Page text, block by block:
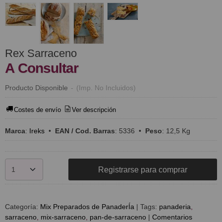
Rex Sarraceno
A Consultar
Producto Disponible - (Imp. No Incluidos)
Costes de envío Ver descripción
Marca: Ireks • EAN / Cod. Barras: 5336 • Peso: 12,5 Kg
Registrarse para comprar
Categoría: Mix Preparados de PanaderÍa | Tags: panaderia
sarraceno mix-sarraceno pan-de-sarraceno | Comentarios